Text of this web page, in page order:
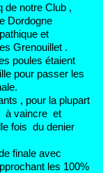
notre Club ,
Dordogne
et
Grenouillet .
étaient
pour passer les
, pour la plupart
à vaincre et
fois du denier
finale avec
les 100%